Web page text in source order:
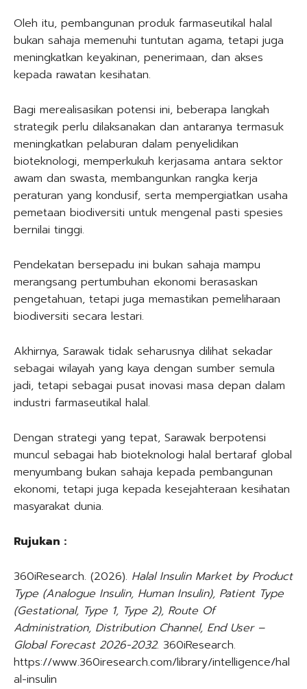
Oleh itu, pembangunan produk farmaseutikal halal
bukan sahaja memenuhi tuntutan agama, tetapi juga
meningkatkan keyakinan, penerimaan, dan akses
kepada rawatan kesihatan.
Bagi merealisasikan potensi ini, beberapa langkah
strategik perlu dilaksanakan dan antaranya termasuk
meningkatkan pelaburan dalam penyelidikan
bioteknologi, memperkukuh kerjasama antara sektor
awam dan swasta, membangunkan rangka kerja
peraturan yang kondusif, serta mempergiatkan usaha
pemetaan biodiversiti untuk mengenal pasti spesies
bernilai tinggi.
Pendekatan bersepadu ini bukan sahaja mampu
merangsang pertumbuhan ekonomi berasaskan
pengetahuan, tetapi juga memastikan pemeliharaan
biodiversiti secara lestari.
Akhirnya, Sarawak tidak seharusnya dilihat sekadar
sebagai wilayah yang kaya dengan sumber semula
jadi, tetapi sebagai pusat inovasi masa depan dalam
industri farmaseutikal halal.
Dengan strategi yang tepat, Sarawak berpotensi
muncul sebagai hab bioteknologi halal bertaraf global
menyumbang bukan sahaja kepada pembangunan
ekonomi, tetapi juga kepada kesejahteraan kesihatan
masyarakat dunia.
Rujukan :
360iResearch. (2026). Halal Insulin Market by Product
Type (Analogue Insulin, Human Insulin), Patient Type
(Gestational, Type 1, Type 2), Route Of
Administration, Distribution Channel, End User –
Global Forecast 2026-2032. 360iResearch.
https://www.360iresearch.com/library/intelligence/hal
al-insulin